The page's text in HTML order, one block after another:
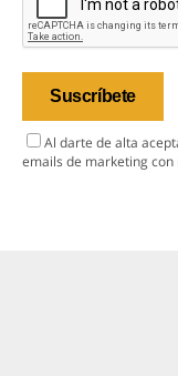
Al darte de alta
emails de marketing